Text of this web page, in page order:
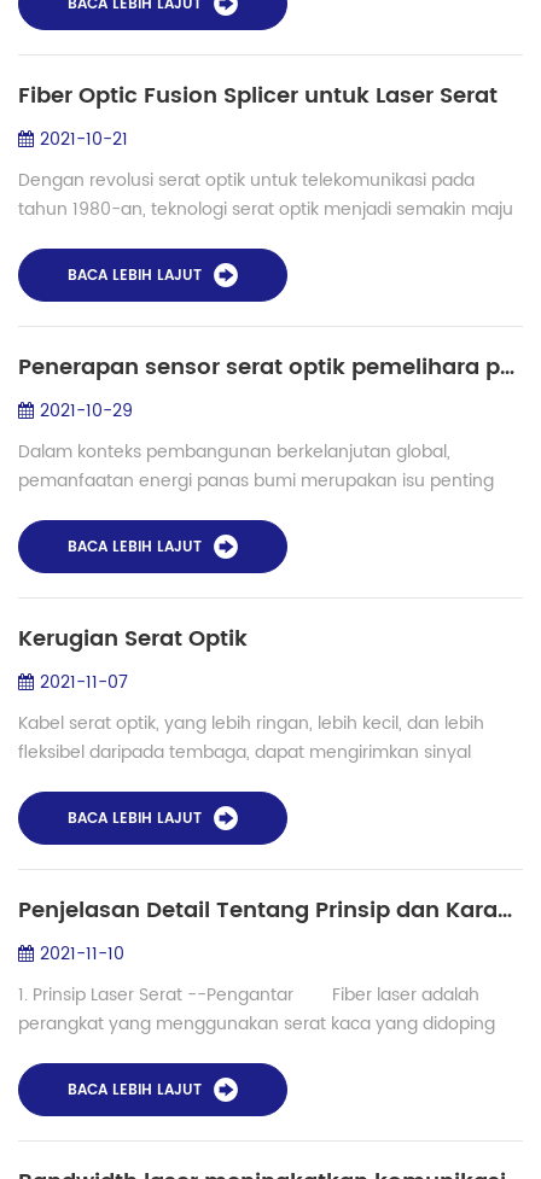
Fiber Optic Fusion Splicer untuk Laser Serat
2021-10-21
Dengan revolusi serat optik untuk telekomunikasi pada
tahun 1980-an, teknologi serat optik menjadi semakin maju
menghasilkan dorongan dramati...
BACA LEBIH LAJUT
Penerapan sensor serat optik pemelihara polarisasi dalam deteksi panas bumi- fusion splicer Shinho S-12PM
2021-10-29
Dalam konteks pembangunan berkelanjutan global,
pemanfaatan energi panas bumi merupakan isu penting
membawa energi panas bumi ke permukaan bumi, d...
BACA LEBIH LAJUT
Kerugian Serat Optik
2021-11-07
Kabel serat optik, yang lebih ringan, lebih kecil, dan lebih
fleksibel daripada tembaga, dapat mengirimkan sinyal
Namun, banyak faktor yang da...
BACA LEBIH LAJUT
Penjelasan Detail Tentang Prinsip dan Karakteristik Laser Serat
2021-11-10
1. Prinsip Laser Serat --Pengantar Fiber laser adalah
perangkat yang menggunakan serat kaca yang didoping
output laser. Laser serat dapat dikemb...
BACA LEBIH LAJUT